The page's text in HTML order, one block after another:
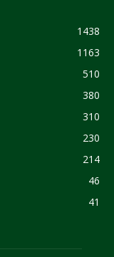
1438
1163
510
380
310
230
214
46
41